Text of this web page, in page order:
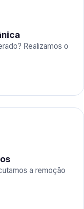
Realizamos o
a remoção